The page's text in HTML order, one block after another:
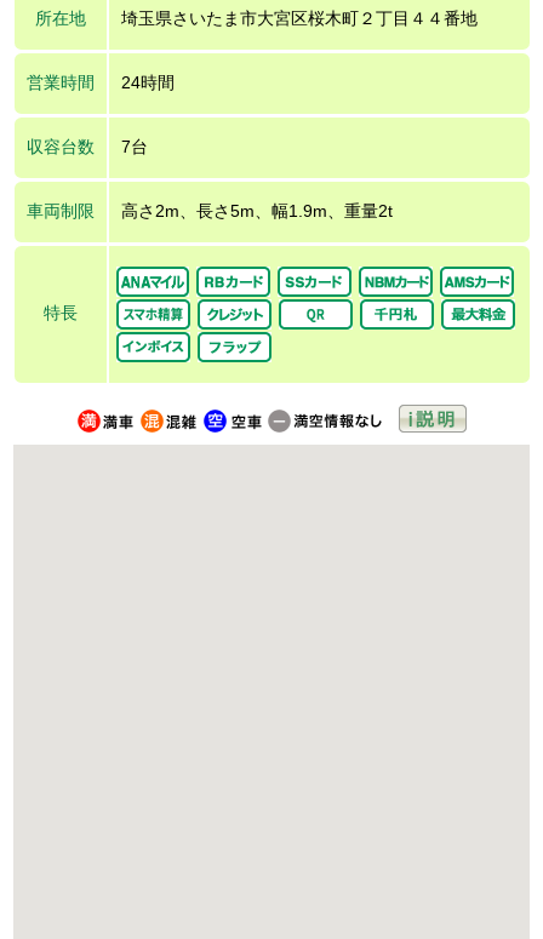
所在地 埼玉県さいたま市大宮区桜木町２丁目４４番地
営業時間 24時間
収容台数 7台
車両制限 高さ2m、長さ5m、幅1.9m、重量2t
特長